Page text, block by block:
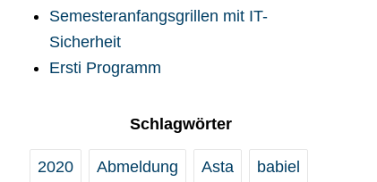
Semesteranfangsgrillen mit IT-
Sicherheit
Ersti Programm
Schlagwörter
2020 Abmeldung Asta babiel